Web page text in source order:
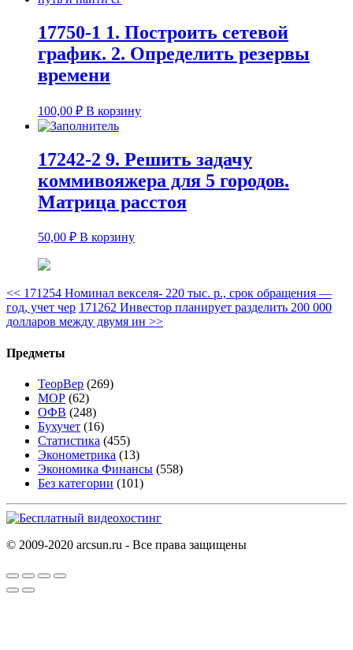
17750-1 1. Построить сетевой
график. 2. Определить резервы
времени
100,00 ₽ В корзину
17242-2 9. Решить задачу
коммивояжера для 5 городов.
Матрица расстоя
50,00 ₽ В корзину
<< 171254 Номинал векселя- 220 тыс. р., срок обращения —
год, учет чер 171262 Инвестор планирует разделить 200 000
долларов между двумя ин >>
Предметы
ТеорВер (269)
МОР (62)
ОФВ (248)
Бухучет (16)
Статистика (455)
Эконометрика (13)
Экономика Финансы (558)
Без категории (101)
© 2009-2020 arcsun.ru - Все права защищены